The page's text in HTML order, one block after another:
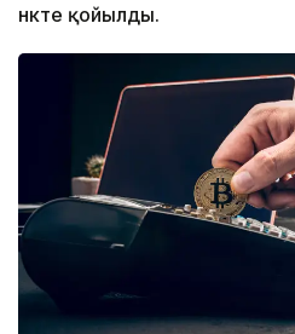
нүкте қойылды.